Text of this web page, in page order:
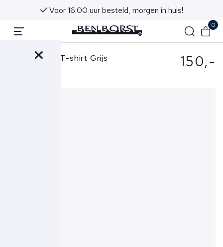
Voor 16:00 uur besteld, morgen in huis!
0
Stone Island T-shirt Grijs 150,-